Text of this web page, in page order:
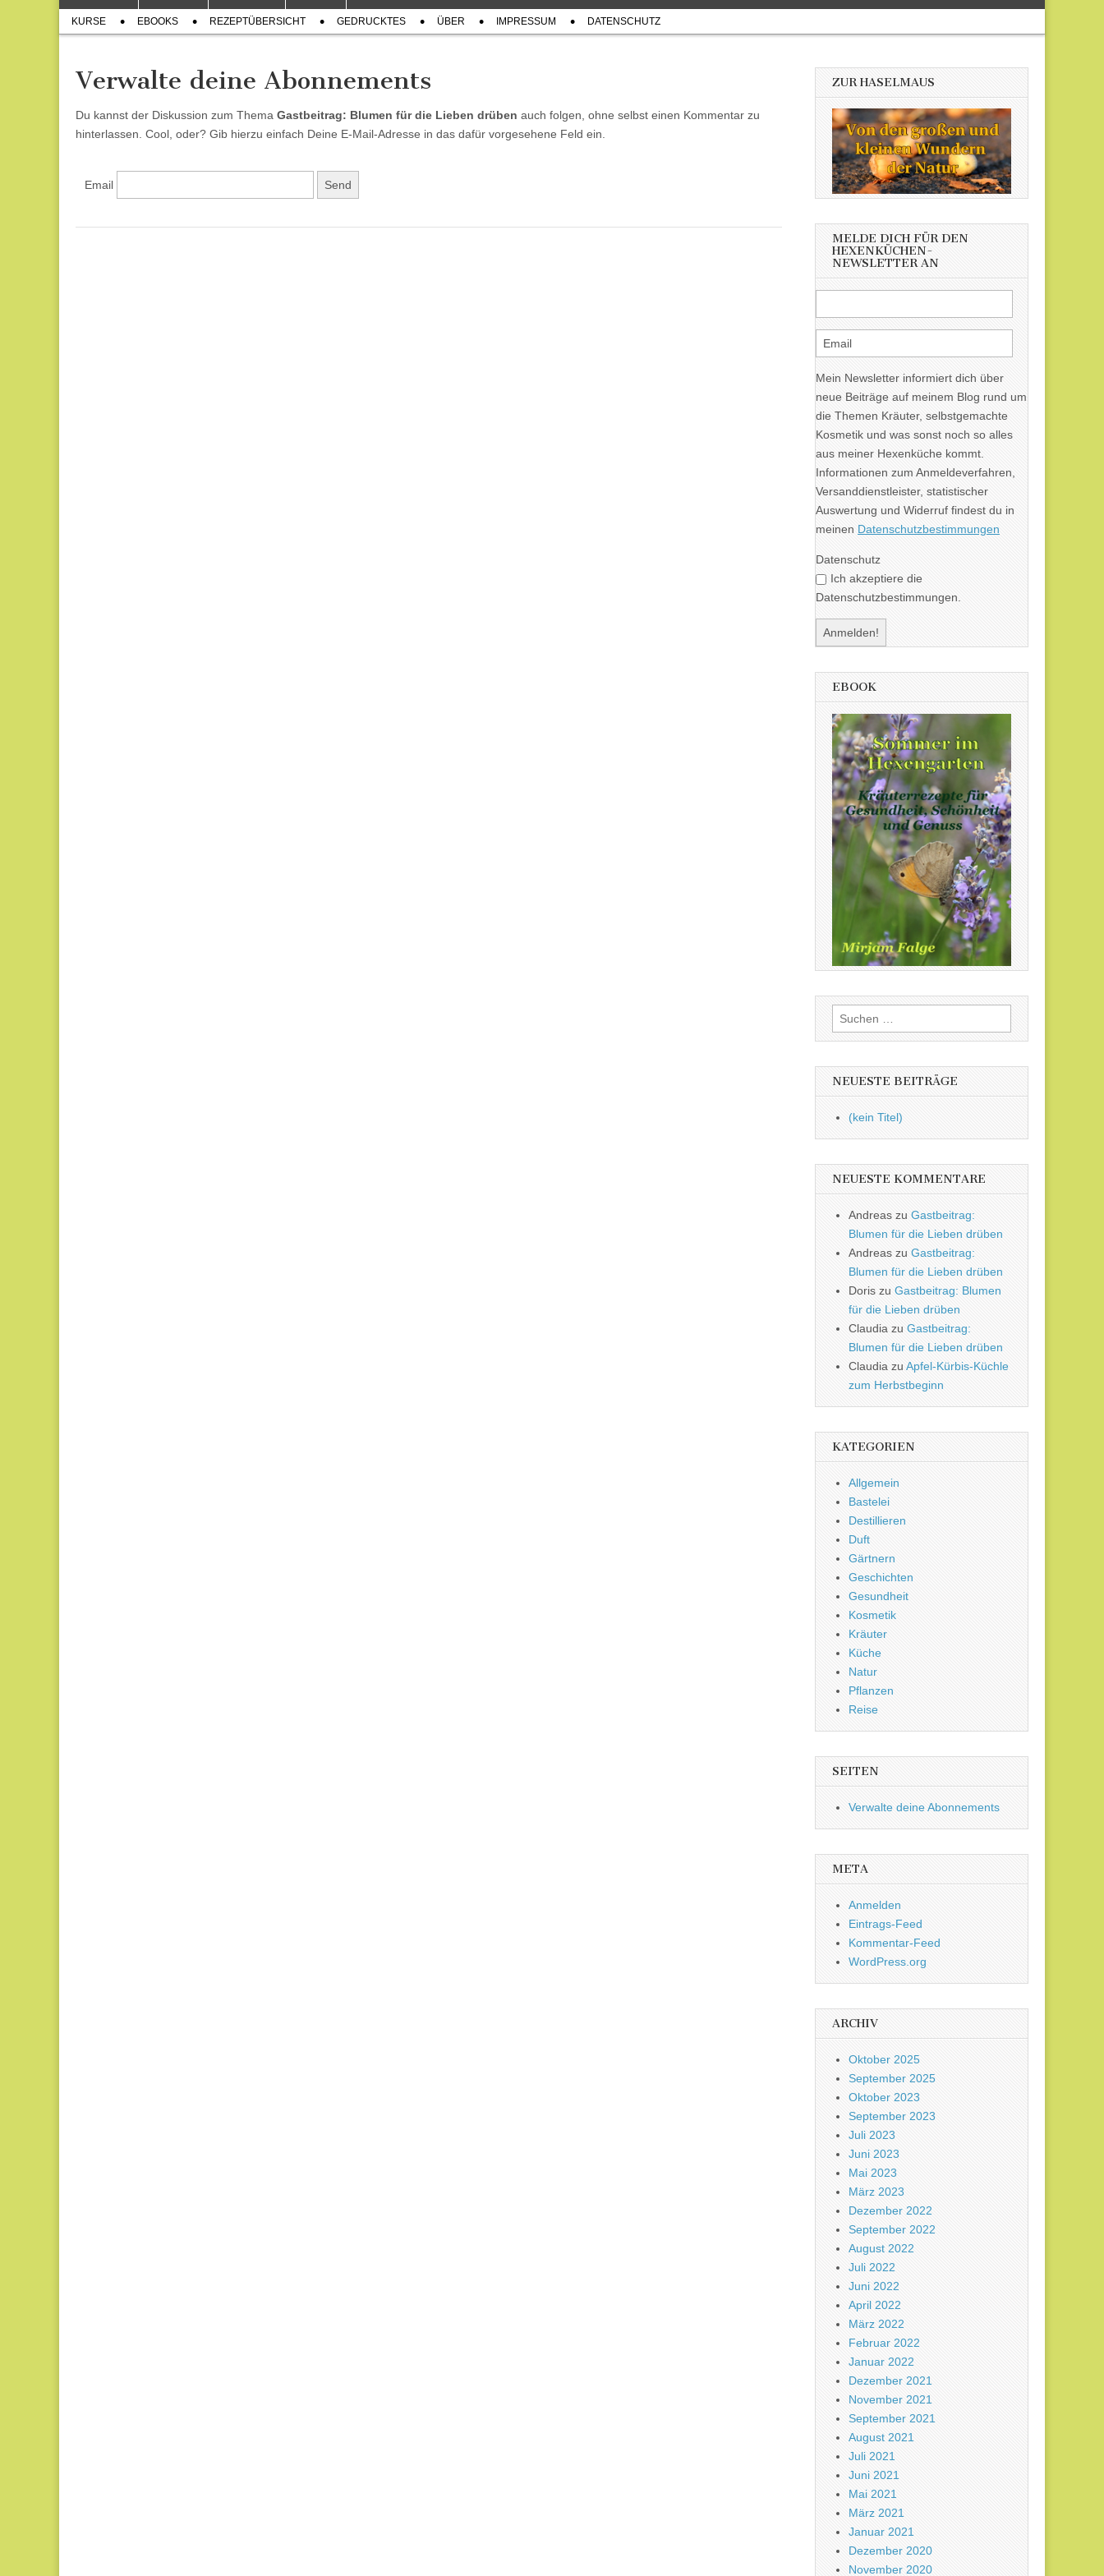
menu
content
Sub
menu
KURSE EBOOKS REZEPTÜBERSICHT GEDRUCKTES ÜBER IMPRESSUM DATENSCHUTZ
Verwalte deine Abonnements
Du kannst der Diskussion zum Thema Gastbeitrag: Blumen für die Lieben drüben auch folgen, ohne selbst einen Kommentar zu
hinterlassen. Cool, oder? Gib hierzu einfach Deine E-Mail-Adresse in das dafür vorgesehene Feld ein.
Email
ZUR HASELMAUS
MELDE DICH FÜR DEN
HEXENKÜCHEN-
NEWSLETTER AN
Mein Newsletter informiert dich über
neue Beiträge auf meinem Blog rund um
die Themen Kräuter, selbstgemachte
Kosmetik und was sonst noch so alles
aus meiner Hexenküche kommt.
Informationen zum Anmeldeverfahren,
Versanddienstleister, statistischer
Auswertung und Widerruf findest du in
meinen Datenschutzbestimmungen
Datenschutz
Ich akzeptiere die
Datenschutzbestimmungen.
EBOOK
Suchen
nach:
NEUESTE BEITRÄGE
(kein Titel)
NEUESTE KOMMENTARE
Andreas zu Gastbeitrag:
Blumen für die Lieben drüben
Andreas zu Gastbeitrag:
Blumen für die Lieben drüben
Doris zu Gastbeitrag: Blumen
für die Lieben drüben
Claudia zu Gastbeitrag:
Blumen für die Lieben drüben
Claudia zu Apfel-Kürbis-Küchle
zum Herbstbeginn
KATEGORIEN
Allgemein
Bastelei
Destillieren
Duft
Gärtnern
Geschichten
Gesundheit
Kosmetik
Kräuter
Küche
Natur
Pflanzen
Reise
SEITEN
Verwalte deine Abonnements
META
Anmelden
Eintrags-Feed
Kommentar-Feed
WordPress.org
ARCHIV
Oktober 2025
September 2025
Oktober 2023
September 2023
Juli 2023
Juni 2023
Mai 2023
März 2023
Dezember 2022
September 2022
August 2022
Juli 2022
Juni 2022
April 2022
März 2022
Februar 2022
Januar 2022
Dezember 2021
November 2021
September 2021
August 2021
Juli 2021
Juni 2021
Mai 2021
März 2021
Januar 2021
Dezember 2020
November 2020